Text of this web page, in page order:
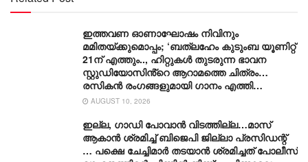
ഇത്തവണ ഓണാഘോഷം നിവിനും
മമിതയ്ക്കുമൊപ്പം; ‘ബത്‍ലഹേം കുടുംബ യൂണിറ്റ്
21ന് എത്തും.., ഹിറ്റുകൾ തുടരുന്ന ഭാവന
സ്റ്റുഡിയോസിൻ്റെ ആറാമത്തെ ചിത്രം…
രസികൻ രംഗങ്ങളുമായി ഗാനം എത്തി…
AUGUST 10, 2026
ഇല്ല, ​ഗാഡി പോവാൻ വിടത്തില്ല…മാസ്
ആകാൻ ശ്രമിച്ച് ബിജെപി ജില്ലാ പ്രസിഡന്റ്
… പക്ഷെ ചേച്ചിമാർ തടയാൻ ശ്രമിച്ചത് പോലീസ്